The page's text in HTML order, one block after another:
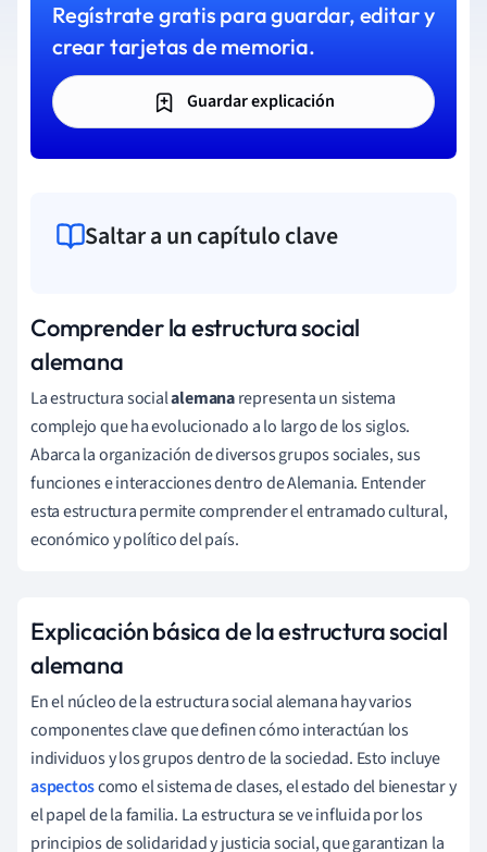
Regístrate gratis para guardar, editar y
crear tarjetas de memoria.
Guardar explicación
Saltar a un capítulo clave
Comprender la estructura social
alemana
La estructura socialalemanarepresenta un sistema
complejo que ha evolucionado a lo largo de los siglos.
Abarca la organización de diversos grupos sociales, sus
funciones e interacciones dentro de Alemania. Entender
esta estructura permite comprender el entramado cultural,
económico y político del país.
Explicación básica de la estructura social
alemana
En el núcleo de la estructura social alemana hay varios
componentes clave que definen cómo interactúan los
individuos y los grupos dentro de la sociedad. Esto incluye
aspectoscomo el sistema de clases, el estado del bienestar y
el papel de la familia. La estructura se ve influida por los
principios de solidaridad y justicia social, que garantizan la